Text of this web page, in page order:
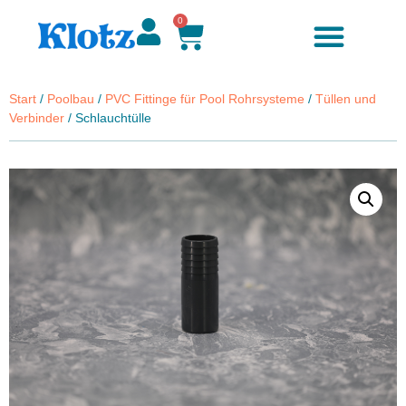
0
Start / Poolbau / PVC Fittinge für Pool Rohrsysteme / Tüllen und
Verbinder / Schlauchtülle